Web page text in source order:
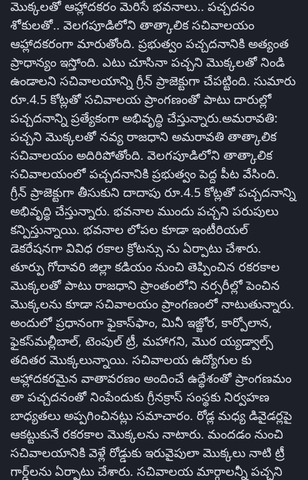
మొక్కలతో ఆహ్లాదకరం మెరిసే భవనాలు.. పచ్చదనం
శోకులతో.. వెలగపూడిలోని తాత్కాలిక సచివాలయం
ఆహ్లాదకరంగా మారుతోంది. ప్రభుత్వం పచ్చదనానికి అత్యంత
ప్రాధాన్యం ఇస్తోంది. ఎటు చూసినా పచ్చని మొక్కలతో నిండి
ఉండాలని సచివాలయాన్ని గ్రీన్ ప్రాజెక్టుగా చేపట్టింది. సుమారు
రూ.4.5 కోట్లతో సచివాలయ ప్రాంగణంతో పాటు దారుల్లో
పచ్చదనాన్ని ప్రత్యేకంగా అభివృద్ధి చేస్తున్నారు.అమరావతి:
పచ్చని మొక్కలతో నవ్య రాజధాని అమరావతి తాత్కాలిక
సచివాలయం అదిరిపోతోంది. వెలగపూడిలోని తాత్కాలిక
సచివాలయంలో పచ్చదనానికి ప్రభుత్వం పెద్ద పీట వేసింది.
గ్రీన్ ప్రాజెక్టుగా తీసుకుని దాదాపు రూ.4.5 కోట్లతో పచ్చదనాన్ని
అభివృద్ధి చేస్తున్నారు. భవనాల ముందు పచ్చని పరుపులు
కన్పిస్తున్నాయి. భవనాల లోపల కూడా ఇంటీరియల్‌
డెకరేషనగా వివిధ రకాల క్రోటన్సు ను ఏర్పాటు చేశారు.
తూర్పు గోదావరి జిల్లా కడియం నుంచి తెప్పించిన రకరకాల
మొక్కలతో పాటు రాజధాని ప్రాంతంలోని నర్సరీల్లో పెంచిన
మొక్కలను కూడా సచివాలయం ప్రాంగణంలో నాటుతున్నారు.
అందులో ప్రధానంగా ఫైకాస్‌ఫాం, మినీ ఇజ్జోర, కార్పోలాన,
ఫైకస్‌మల్లీబాల్‌, టెంపుల్‌ ట్రీ, మహాగని, మొర య్యడ్వాల్స్‌
తదితర మొక్కలున్నాయి. సచివాలయ ఉద్యోగుల కు
ఆహ్లాదకరమైన వాతావరణం అందించే ఉద్ధేశంతో ప్రాంగణమం
తా పచ్చదనంతో నింపేందుకు గ్రీనక్రాస్‌ సంస్థకు నిర్వహణ
బాధ్యతలు అప్పగించినట్లు సమాచారం. రోడ్ల మధ్య డివైడర్లపై
ఆకట్టుకునే రకరకాల మొక్కలను నాటారు. మందడం నుంచి
సచివాలయానికి వెళ్లే రోడ్డుకు ఇరువైపులా మొక్కలు నాటి ట్రీ
గార్డ్‌లను ఏర్పాటు చేశారు. సచివాలయ మార్గాలన్నీ పచ్చని